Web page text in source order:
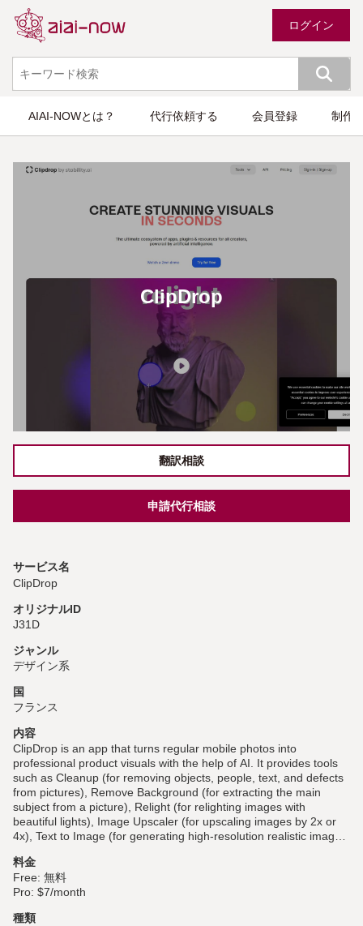
ログイン
AIAI-NOWとは？ 代行依頼する 会員登録 制作
ClipDrop
翻訳相談
申請代行相談
サービス名
ClipDrop
オリジナルID
J31D
ジャンル
デザイン系
国
フランス
内容
ClipDrop is an app that turns regular mobile photos into
professional product visuals with the help of AI. It provides tools
such as Cleanup (for removing objects, people, text, and defects
from pictures), Remove Background (for extracting the main
subject from a picture), Relight (for relighting images with
beautiful lights), Image Upscaler (for upscaling images by 2x or
4x), Text to Image (for generating high-resolution realistic images
with AI), Text Remover (for removing text from any image), and
Reimagine XL (for creating multiple variants of an image with
Stable Diffusion).
料金
Free: 無料
Pro: $7/month
種類